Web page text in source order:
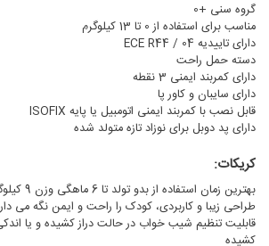
گروه سنی +0
مناسب برای استفاده از 0 تا 13 کیلوگرم
دارای تاییدیه ECE R44 / 04
دسته حمل راحت
دارای کمربند ایمنی 3 نقطه
دارای سایبان و کاور پا
قابل نصب با کمربند ایمنی اتومبیل یا پایه ISOFIX
دارای پد دوبل برای نوزاد تازه متولد شده
کریکات:
بهترین زمان استفاده از بدو تولد تا 6 ماهگی وزن 9 کیلوگرم
طراحی زیبا و کاربردی، کودک را راحت و ایمن نگه می
قابلیت تنظیم شیب خواب در حالت دراز کشیده و یا اندکی
کشیده